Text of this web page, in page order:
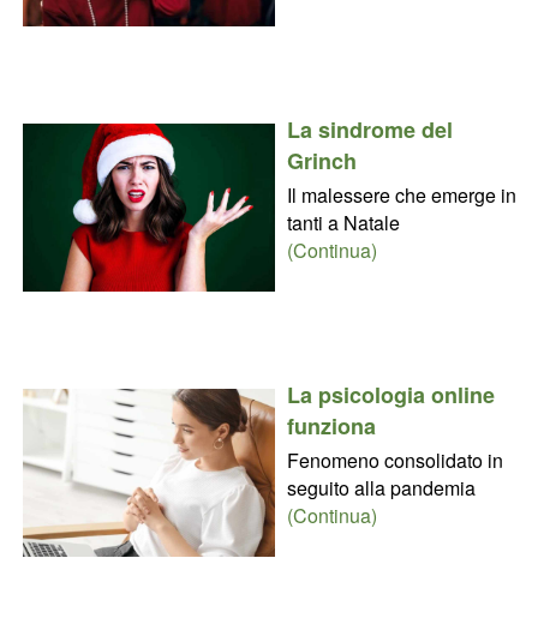
La sindrome del
Grinch
Il malessere che emerge in
tanti a Natale
(Continua)
La psicologia online
funziona
Fenomeno consolidato in
seguito alla pandemia
(Continua)